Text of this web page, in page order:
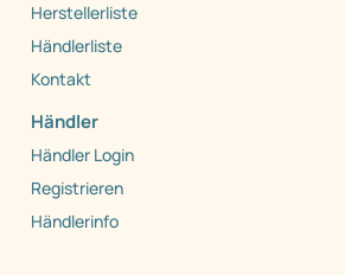
Herstellerliste
Händlerliste
Kontakt
Händler
Händler Login
Registrieren
Händlerinfo